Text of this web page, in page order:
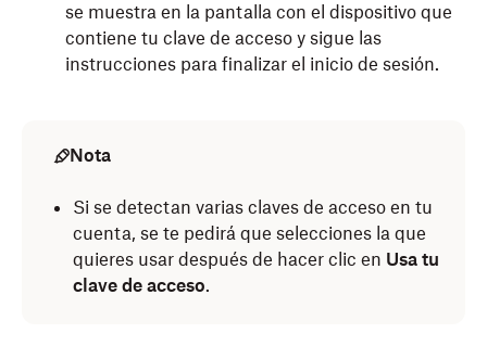
se muestra en la pantalla con el dispositivo que
contiene tu clave de acceso y sigue las
instrucciones para finalizar el inicio de sesión.
dispositivo, no es necesario que introduzcas una
dirección de correo electrónico.
Cuando se te solicite, toca
Nota
Si se detectan varias claves de acceso en tu
cuenta, se te pedirá que selecciones la que
quieres usar después de hacer clic en Usa tu
clave de acceso.